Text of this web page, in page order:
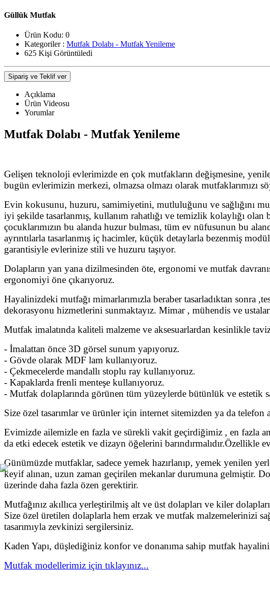
Güllük Mutfak
Ürün Kodu: 0
Kategoriler : Mutfak Dolabı - Mutfak Yenileme
625 Kişi Görüntüledi
Sipariş ve Teklif ver
Açıklama
Ürün Videosu
Yorumlar
Mutfak Dolabı - Mutfak Yenileme
Gelişen teknoloji evlerimizde en çok mutfakların değişmesine,
bugün evlerimizin merkezi, olmazsa olmazı olarak mutfaklarımızı
Evin kokusunu, huzuru, samimiyetini, mutluluğunu ve sağlığını
iyi şekilde tasarlanmış, kullanım rahatlığı ve temizlik kolaylığı
çocuklarımızın bu alanda huzur bulması, tüm ev nüfusunun bu
ayrıntılarla tasarlanmış iç hacimler, küçük detaylarla bezenmiş
garantisiyle evlerinize stili ve huzuru taşıyor.
Dolapların yan yana dizilmesinden öte, ergonomi ve mutfak
ergonomiyi öne çıkarıyoruz.
Hayalinizdeki mutfağı mimarlarımızla beraber tasarladıktan sonra
dekorasyonu hizmetlerini sunmaktayız. Mimar , mühendis ve
Mutfak imalatında kaliteli malzeme ve aksesuarlardan kesinlikle
- İmalattan önce 3D görsel sunum yapıyoruz.
- Gövde olarak MDF lam kullanıyoruz.
- Çekmecelerde mandallı stoplu ray kullanıyoruz.
- Kapaklarda frenli menteşe kullanıyoruz.
- Mutfak dolaplarında görünen tüm yüzeylerde bütünlük ve estetik
Size özel tasarımlar ve ürünler için internet sitemizden ya da
Evimizde ailemizle en fazla ve sürekli vakit geçirdiğimiz , en fazla
da etki edecek estetik ve dizayn öğelerini barındırmalıdır.Özellikle
Günümüzde mutfaklar, sadece yemek hazırlanıp, yemek yenilen
keyif alınan, uzun zaman geçirilen mekanlar durumuna gelmiştir.
üzerinde daha fazla özen gerektirir.
Mutfağınız akıllıca yerleştirilmiş alt ve üst dolapları ve kiler
Size özel üretilen dolaplarla hem erzak ve mutfak malzemelerinizi
tasarımıyla zevkinizi sergilersiniz.
Kaden Yapı, düşlediğiniz konfor ve donanıma sahip mutfak
Mutfak modellerimiz için tıklayınız...